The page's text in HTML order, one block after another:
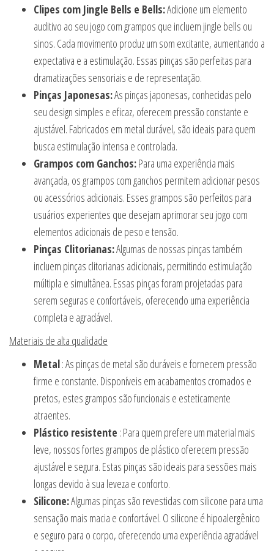
Clipes com Jingle Bells e Bells:Adicione um elemento
auditivo ao seu jogo com grampos que incluem jingle bells ou
sinos. Cada movimento produz um som excitante, aumentando a
expectativa e a estimulação. Essas pinças são perfeitas para
dramatizações sensoriais e de representação.
Pinças Japonesas:As pinças japonesas, conhecidas pelo
seu design simples e eficaz, oferecem pressão constante e
ajustável. Fabricados em metal durável, são ideais para quem
busca estimulação intensa e controlada.
Grampos com Ganchos:Para uma experiência mais
avançada, os grampos com ganchos permitem adicionar pesos
ou acessórios adicionais. Esses grampos são perfeitos para
usuários experientes que desejam aprimorar seu jogo com
elementos adicionais de peso e tensão.
Pinças Clitorianas:Algumas de nossas pinças também
incluem pinças clitorianas adicionais, permitindo estimulação
múltipla e simultânea. Essas pinças foram projetadas para
serem seguras e confortáveis, oferecendo uma experiência
completa e agradável.
Materiais de alta qualidade
Metal: As pinças de metal são duráveis e fornecem pressão
firme e constante. Disponíveis em acabamentos cromados e
pretos, estes grampos são funcionais e esteticamente
atraentes.
Plástico resistente : Para quem prefere um material mais
leve, nossos fortes grampos de plástico oferecem pressão
ajustável e segura. Estas pinças são ideais para sessões mais
longas devido à sua leveza e conforto.
Silicone:Algumas pinças são revestidas com silicone para uma
sensação mais macia e confortável. O silicone é hipoalergênico
e seguro para o corpo, oferecendo uma experiência agradável